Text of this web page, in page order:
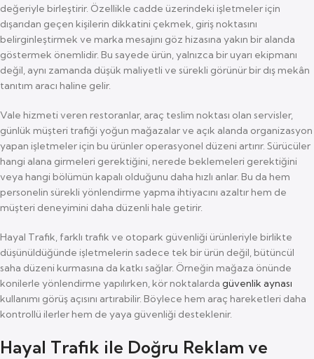
değeriyle birleştirir. Özellikle cadde üzerindeki işletmeler için
dışarıdan geçen kişilerin dikkatini çekmek, giriş noktasını
belirginleştirmek ve marka mesajını göz hizasına yakın bir alanda
göstermek önemlidir. Bu sayede ürün, yalnızca bir uyarı ekipmanı
değil, aynı zamanda düşük maliyetli ve sürekli görünür bir dış mekân
tanıtım aracı haline gelir.
Vale hizmeti veren restoranlar, araç teslim noktası olan servisler,
günlük müşteri trafiği yoğun mağazalar ve açık alanda organizasyon
yapan işletmeler için bu ürünler operasyonel düzeni artırır. Sürücüler
hangi alana girmeleri gerektiğini, nerede beklemeleri gerektiğini
veya hangi bölümün kapalı olduğunu daha hızlı anlar. Bu da hem
personelin sürekli yönlendirme yapma ihtiyacını azaltır hem de
müşteri deneyimini daha düzenli hale getirir.
Hayal Trafik, farklı trafik ve otopark güvenliği ürünleriyle birlikte
düşünüldüğünde işletmelerin sadece tek bir ürün değil, bütüncül
saha düzeni kurmasına da katkı sağlar. Örneğin mağaza önünde
konilerle yönlendirme yapılırken, kör noktalarda güvenlik aynası
kullanımı görüş açısını artırabilir. Böylece hem araç hareketleri daha
kontrollü ilerler hem de yaya güvenliği desteklenir.
Hayal Trafik ile Doğru Reklam ve